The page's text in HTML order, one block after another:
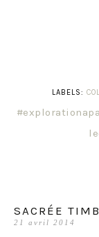
LABELS:
SACRÉE
21 avril 2014